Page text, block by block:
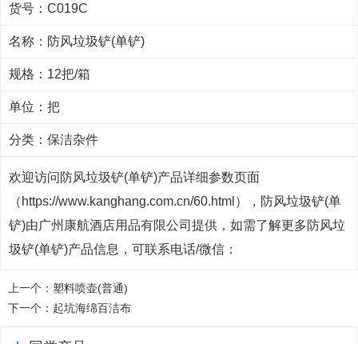
货号：C019C
名称：防风垃圾铲(单铲)
规格：12把/箱
单位：把
分类： 保洁杂件
欢迎访问防风垃圾铲(单铲)产品详细参数页面
（https://www.kanghang.com.cn/60.html），防风垃圾铲(单
铲)由广州康航酒店用品有限公司提供，如需了解更多防风垃
圾铲(单铲)产品信息，可联系电话/微信：
上一个： 塑料喷壶(普通)
下一个： 起坑海绵百洁布